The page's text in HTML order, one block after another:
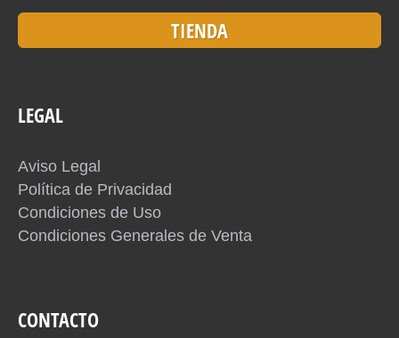
TIENDA
LEGAL
Aviso Legal
Política de Privacidad
Condiciones de Uso
Condiciones Generales de Venta
CONTACTO